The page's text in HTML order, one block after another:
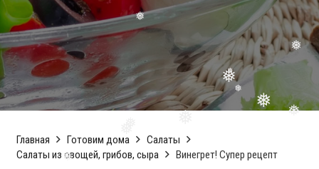
❅
❅ ❅
❅
❅
Главная Готовим дома
Салаты
Салаты из овощей, грибов, сыра
Винегрет! Супер рецепт